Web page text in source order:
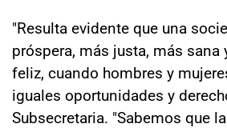
"Resulta evidente que una
próspera, más justa, más sana
feliz, cuando hombres y
iguales oportunidades y
Subsecretaria. "Sabemos que